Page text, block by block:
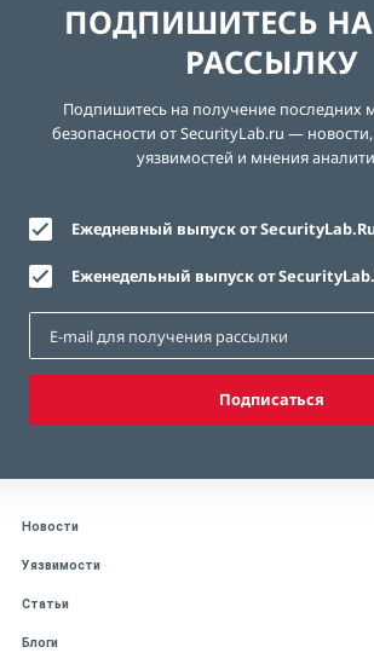
ПОДПИШИТЕСЬ НА
РАССЫЛКУ
Подпишитесь на получение последних
безопасности от SecurityLab.ru —
уязвимостей и мнения
Ежедневный выпуск от
Еженедельный выпуск от
Подписаться
Новости
Уязвимости
Статьи
Блоги